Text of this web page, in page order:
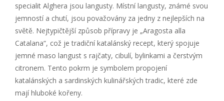
specialit Alghera jsou langusty. Místní langusty, známé svou
jemností a chutí, jsou považovány za jedny z nejlepších na
světě. Nejtypičtější způsob přípravy je „Aragosta alla
Catalana“, což je tradiční katalánský recept, který spojuje
jemné maso langust s rajčaty, cibulí, bylinkami a čerstvým
citronem. Tento pokrm je symbolem propojení
katalánských a sardinských kulinářských tradic, které zde
mají hluboké kořeny.